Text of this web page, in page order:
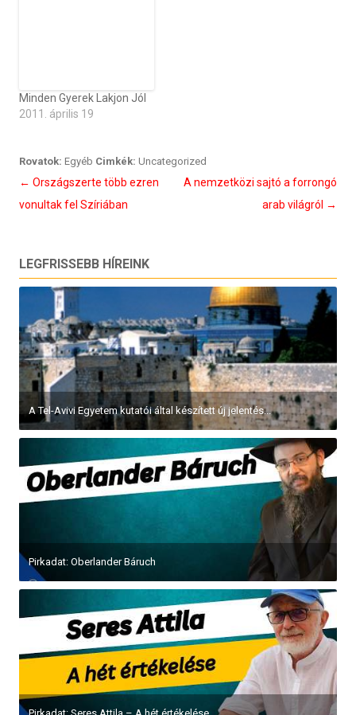
Minden Gyerek Lakjon Jól
2011. április 19
Rovatok: Egyéb Cimkék: Uncategorized
Bejegyzés
navigáció
← Országszerte több ezren
vonultak fel Szíriában
A nemzetközi sajtó a forrongó
arab világról →
LEGFRISSEBB HÍREINK
A Tel-Avivi Egyetem kutatói által készített új jelentés...
Pirkadat: Oberlander Báruch